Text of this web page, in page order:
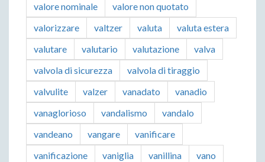
valore nominale
valore non quotato
valorizzare
valtzer valuta
valuta estera
valutare
valutario valutazione
valva
valvola di sicurezza
valvola di tiraggio
valvulite
valzer vanadato
vanadio
vanaglorioso
vandalismo
vandalo
vandeano
vangare
vanificare
vanificazione
vaniglia vanillina
vano